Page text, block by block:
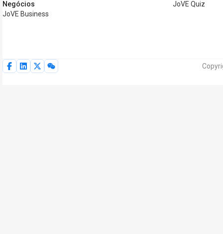
Negócios
JoVE Business
JoVE Quiz